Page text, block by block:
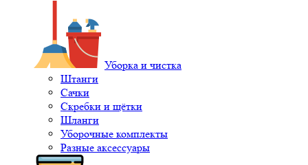
Уборка и чистка
Штанги
Сачки
Скребки и щётки
Шланги
Уборочные комплекты
Разные аксессуары